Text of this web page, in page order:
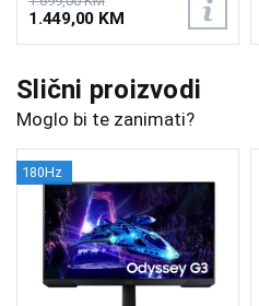
1.449,00 KM
Slični proizvodi
Moglo bi te zanimati?
180Hz